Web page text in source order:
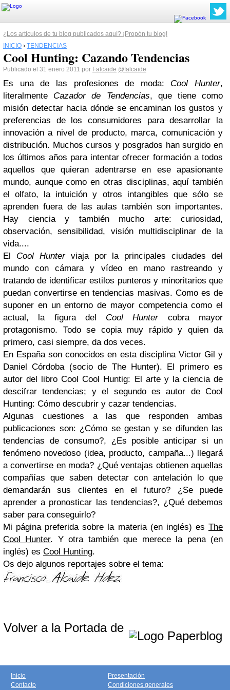
¿Los artículos de tu blog publicados aquí? ¡Propón tu blog!
INICIO › TENDENCIAS
Cool Hunting: Cazando Tendencias
Publicado el 31 enero 2011 por Falcaide @falcaide
Es una de las profesiones de moda: Cool Hunter,
literalmente Cazador de Tendencias, que tiene como
misión detectar hacia dónde se encaminan los gustos y
preferencias de los consumidores para desarrollar la
innovación a nivel de producto, marca, comunicación y
distribución. Muchos cursos y posgrados han surgido en
los últimos años para intentar ofrecer formación a todos
aquellos que quieran adentrarse en ese apasionante
mundo, aunque como en otras disciplinas, aquí también
el olfato, la intuición y otros intangibles que sólo se
aprenden fuera de las aulas también son importantes.
Hay ciencia y también mucho arte: curiosidad,
observación, sensibilidad, visión multidisciplinar de la
vida....
El Cool Hunterviaja por la principales ciudades del
mundo con cámara y vídeo en mano rastreando y
tratando de identificar estilos punteros y minoritarios que
puedan convertirse en tendencias masivas. Como es de
suponer en un entorno de mayor competencia como el
actual, la figura del Cool Huntercobra mayor
protagonismo. Todo se copia muy rápido y quien da
primero, casi siempre, da dos veces.
En España son conocidos en esta disciplina Victor Gil y
Daniel Córdoba (socio de The Hunter). El primero es
autor del libro Cool Cool Huntig: El arte y la ciencia de
descifrar tendencias; y el segundo es autor de Cool
Hunting: Cómo descubrir y cazar tendencias.
Algunas cuestiones a las que responden ambas
publicaciones son: ¿Cómo se gestan y se difunden las
tendencias de consumo?, ¿Es posible anticipar si un
fenómeno novedoso (idea, producto, campaña...) llegará
a convertirse en moda? ¿Qué ventajas obtienen aquellas
compañías que saben detectar con antelación lo que
demandarán sus clientes en el futuro? ¿Se puede
aprender a pronosticar las tendencias?, ¿Qué debemos
saber para conseguirlo?
Mi página preferida sobre la materia (en inglés) es The
Cool Hunter. Y otra también que merece la pena (en
inglés) es Cool Hunting.
Os dejo algunos reportajes sobre el tema:
Volver a la Portada de
Inicio
Contacto
Presentación
Condiciones generales